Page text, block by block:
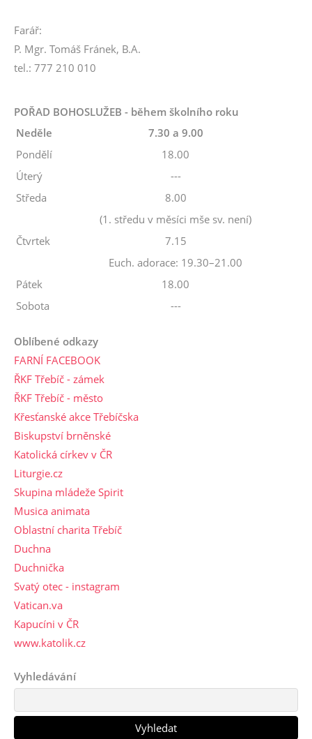
Farář:
P. Mgr. Tomáš Fránek, B.A.
tel.: 777 210 010
POŘAD BOHOSLUŽEB - během školního roku
Neděle
7.30 a 9.00
Pondělí
18.00
Úterý
---
Středa
8.00
(1. středu v měsíci mše sv. není)
Čtvrtek
7.15
Euch. adorace: 19.30–21.00
Pátek
18.00
Sobota
---
Oblíbené odkazy
FARNÍ FACEBOOK
ŘKF Třebíč - zámek
ŘKF Třebíč - město
Křesťanské akce Třebíčska
Biskupství brněnské
Katolická církev v ČR
Liturgie.cz
Skupina mládeže Spirit
Musica animata
Oblastní charita Třebíč
Duchna
Duchnička
Svatý otec - instagram
Vatican.va
Kapucíni v ČR
www.katolik.cz
Vyhledávání